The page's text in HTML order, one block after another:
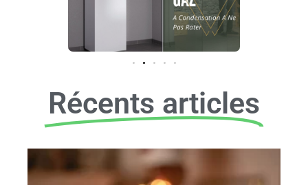
Récents articles